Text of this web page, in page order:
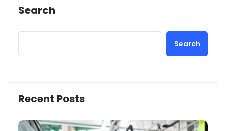
Search
Search
Recent Posts